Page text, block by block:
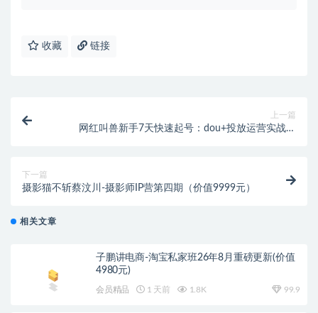
收藏 链接
上一篇
网红叫兽新手7天快速起号：dou+投放运营实战课
下一篇
摄影猫不斩蔡汶川-摄影师IP营第四期（价值9999元）
相关文章
子鹏讲电商-淘宝私家班26年8月重磅更新(价值
4980元)
会员精品 1 天前 1.8K 99.9